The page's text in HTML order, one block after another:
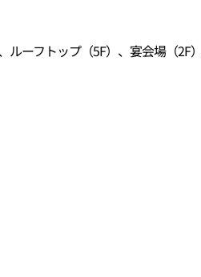
ーフトップ（5F）、宴会場（2F